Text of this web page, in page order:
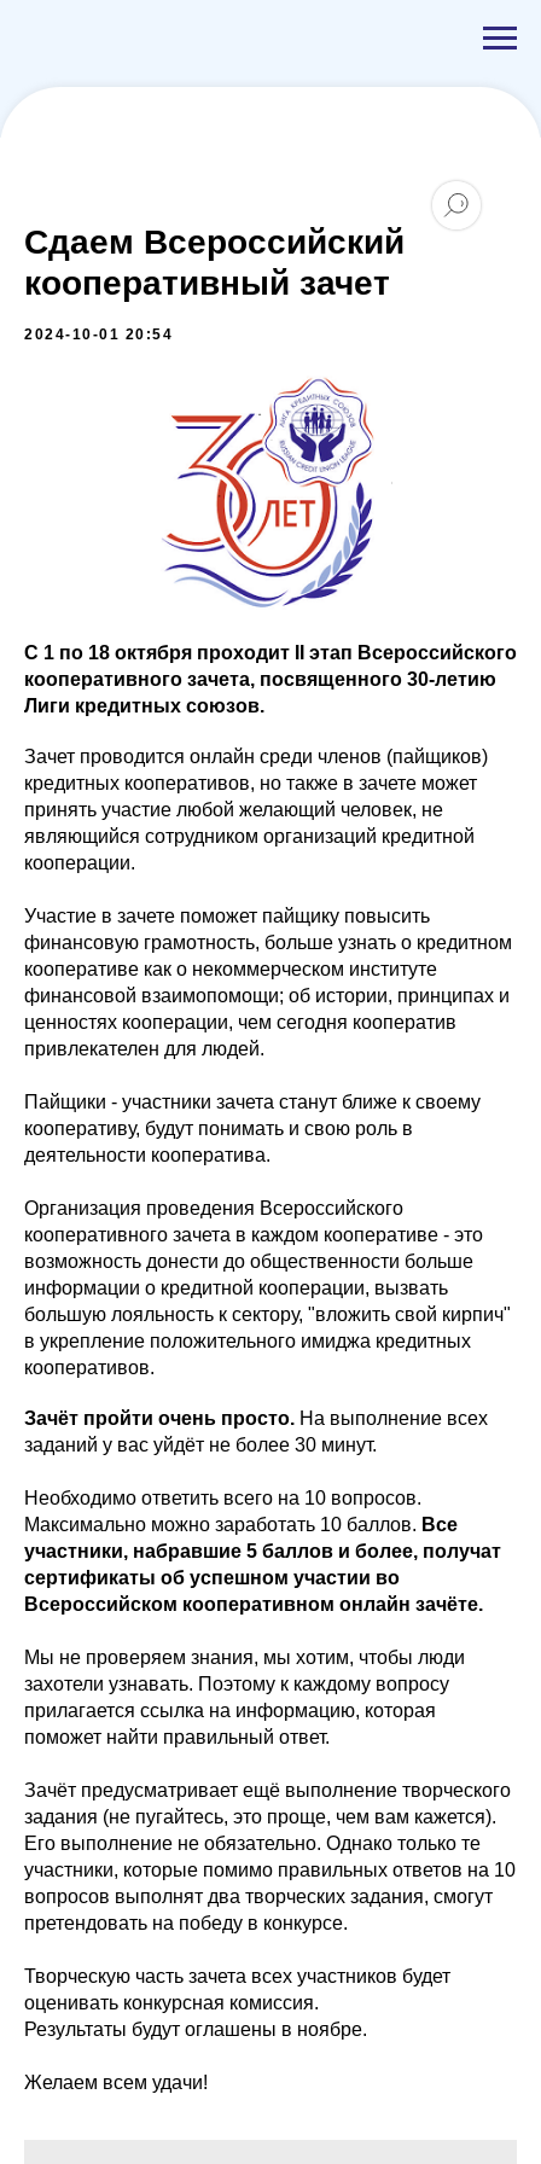
Сдаем Всероссийский
кооперативный зачет
2024-10-01 20:54
С 1 по 18 октября проходит II этап Всероссийского
кооперативного зачета, посвященного 30-летию
Лиги кредитных союзов.
Зачет проводится онлайн среди членов (пайщиков)
кредитных кооперативов, но также в зачете может
принять участие любой желающий человек, не
являющийся сотрудником организаций кредитной
кооперации.
Участие в зачете поможет пайщику повысить
финансовую грамотность, больше узнать о кредитном
кооперативе как о некоммерческом институте
финансовой взаимопомощи; об истории, принципах и
ценностях кооперации, чем сегодня кооператив
привлекателен для людей.
Пайщики - участники зачета станут ближе к своему
кооперативу, будут понимать и свою роль в
деятельности кооператива.
Организация проведения Всероссийского
кооперативного зачета в каждом кооперативе - это
возможность донести до общественности больше
информации о кредитной кооперации, вызвать
большую лояльность к сектору, "вложить свой кирпич"
в укрепление положительного имиджа кредитных
кооперативов.
Зачёт пройти очень просто. На выполнение всех
заданий у вас уйдёт не более 30 минут.
Необходимо ответить всего на 10 вопросов.
Максимально можно заработать 10 баллов. Все
участники, набравшие 5 баллов и более, получат
сертификаты об успешном участии во
Всероссийском кооперативном онлайн зачёте.
Мы не проверяем знания, мы хотим, чтобы люди
захотели узнавать. Поэтому к каждому вопросу
прилагается ссылка на информацию, которая
поможет найти правильный ответ.
Зачёт предусматривает ещё выполнение творческого
задания (не пугайтесь, это проще, чем вам кажется).
Его выполнение не обязательно. Однако только те
участники, которые помимо правильных ответов на 10
вопросов выполнят два творческих задания, смогут
претендовать на победу в конкурсе.
Творческую часть зачета всех участников будет
оценивать конкурсная комиссия.
Результаты будут оглашены в ноябре.
Желаем всем удачи!